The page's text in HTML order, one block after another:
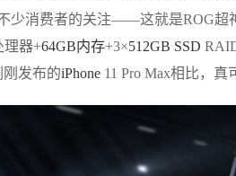
少消费者的关注——这就是ROG超
理器+64GB内存+3×512GB SSD
刚发布的iPhone 11 Pro Max相比，